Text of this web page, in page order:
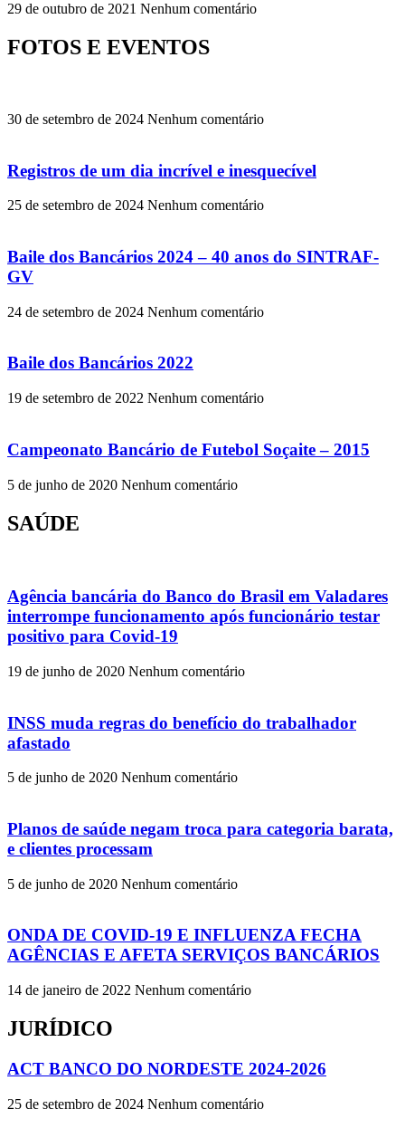
29 de outubro de 2021 Nenhum comentário
FOTOS E EVENTOS
30 de setembro de 2024 Nenhum comentário
Registros de um dia incrível e inesquecível
25 de setembro de 2024 Nenhum comentário
Baile dos Bancários 2024 – 40 anos do SINTRAF-
GV
24 de setembro de 2024 Nenhum comentário
Baile dos Bancários 2022
19 de setembro de 2022 Nenhum comentário
Campeonato Bancário de Futebol Soçaite – 2015
5 de junho de 2020 Nenhum comentário
SAÚDE
Agência bancária do Banco do Brasil em Valadares
interrompe funcionamento após funcionário testar
positivo para Covid-19
19 de junho de 2020 Nenhum comentário
INSS muda regras do benefício do trabalhador
afastado
5 de junho de 2020 Nenhum comentário
Planos de saúde negam troca para categoria barata,
e clientes processam
5 de junho de 2020 Nenhum comentário
ONDA DE COVID-19 E INFLUENZA FECHA
AGÊNCIAS E AFETA SERVIÇOS BANCÁRIOS
14 de janeiro de 2022 Nenhum comentário
JURÍDICO
ACT BANCO DO NORDESTE 2024-2026
25 de setembro de 2024 Nenhum comentário